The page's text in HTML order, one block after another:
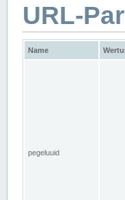
URL-
Name
pegeluuid